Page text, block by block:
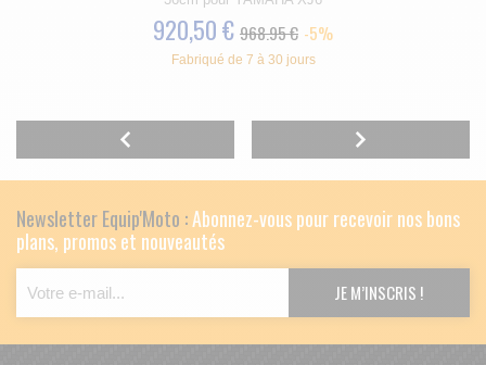
920,50 € 968.95 € -5%
Fabriqué de 7 à 30 jours
Newsletter Equip'Moto :Abonnez-vous pour recevoir nos bons
plans, promos et nouveautés